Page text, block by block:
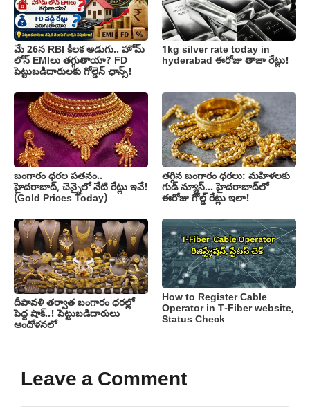
మే 26న RBI కీలక అడుగు.. హోమ్
లోన్ EMIలు తగ్గుతాయా? FD
పెట్టుబడిదారులకు గోల్డెన్ ఛాన్స్!
1kg silver rate today in
hyderabad ఈరోజు తాజా రేట్లు!
బంగారం ధరల పతనం..
హైదరాబాద్, చెన్నైలో నేటి రేట్లు ఇవే!
(Gold Prices Today)
తగ్గిన బంగారం ధరలు: మహిళలకు
గుడ్ న్యూస్… హైదరాబాద్‌లో
ఈరోజు గోల్డ్ రేట్లు ఇలా!
దీపావళి తర్వాత బంగారం ధరల్లో
పెద్ద షాక్..! పెట్టుబడిదారులు
ఆందోళనలో
How to Register Cable
Operator in T-Fiber website,
Status Check
Leave a Comment